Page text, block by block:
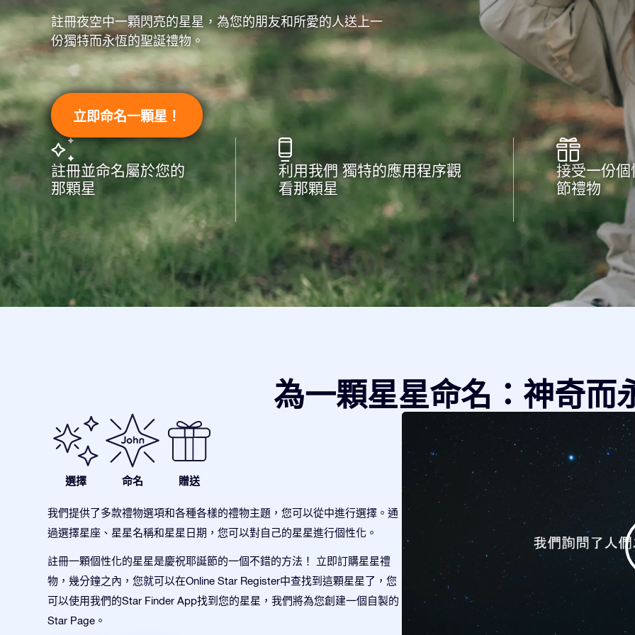
註冊夜空中一顆閃亮的星星，為您的朋友和所愛的人送上一
份獨特而永恆的聖誕禮物。
立即命名一顆星！
註冊並命名屬於您的
那顆星
利用我們 獨特的應用程序觀
看那顆星
接受一份
節禮物
為一顆星星命名：神奇而
選擇 命名 贈送
我們提供了多款禮物選項和各種各樣的禮物主題，您可以從中進行選擇。通
過選擇星座、星星名稱和星星日期，您可以對自己的星星進行個性化。
註冊一顆個性化的星星是慶祝耶誕節的一個不錯的方法！ 立即訂購星星禮
物，幾分鐘之內，您就可以在Online Star Register中查找到這顆星星了，您
可以使用我們的Star Finder App找到您的星星，我們將為您創建一個自製的
Star Page。